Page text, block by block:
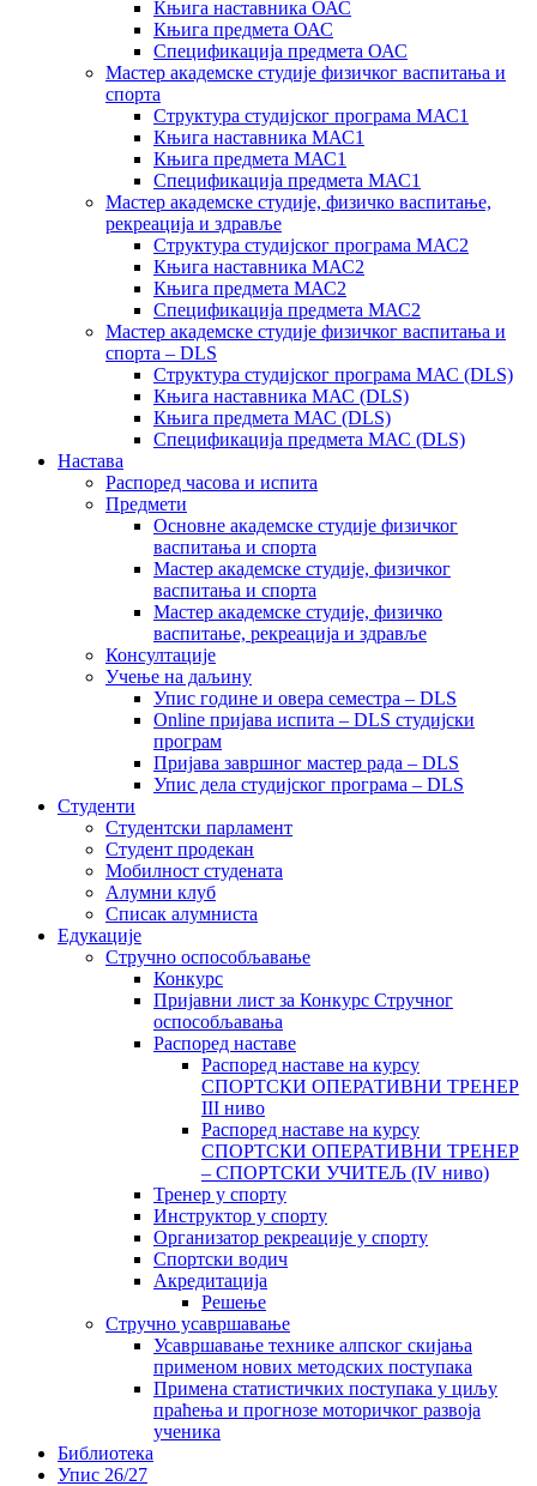
Књига наставника ОАС
Књига предмета ОАС
Спецификација предмета ОАС
Мастер академске студије физичког васпитања и
спорта
Структура студијског програма МАС1
Књига наставника МАС1
Књига предмета МАС1
Спецификација предмета МАС1
Мастер академске студије, физичко васпитање,
рекреација и здравље
Структура студијског програма МАС2
Књига наставника МАС2
Књига предмета МАС2
Спецификација предмета МАС2
Мастер академске студије физичког васпитања и
спорта – DLS
Структура студијског програма МАС (DLS)
Књига наставника МАС (DLS)
Књига предмета МАС (DLS)
Спецификација предмета МАС (DLS)
Настава
Распоред часова и испита
Предмети
Основне академске студије физичког
васпитања и спорта
Мастер академске студије, физичког
васпитања и спорта
Мастер академске студије, физичко
васпитање, рекреација и здравље
Консултације
Учење на даљину
Упис године и овера семестра – DLS
Online пријава испита – DLS студијски
програм
Пријава завршног мастер рада – DLS
Упис дела студијског програма – DLS
Студенти
Студентски парламент
Студент продекан
Мобилност студената
Алумни клуб
Списак алумниста
Едукације
Стручно оспособљавање
Конкурс
Пријавни лист за Конкурс Стручног
оспособљавања
Распоред наставе
Распоред наставе на курсу
СПОРТСКИ ОПЕРАТИВНИ ТРЕНЕР
III ниво
Распоред наставе на курсу
СПОРТСКИ ОПЕРАТИВНИ ТРЕНЕР
– СПОРТСКИ УЧИТЕЉ (IV ниво)
Тренер у спорту
Инструктор у спорту
Организатор рекреације у спорту
Спортски водич
Акредитација
Решење
Стручно усавршавање
Усавршавање технике алпског скијања
применом нових методских поступака
Примена статистичких поступака у циљу
праћења и прогнозе моторичког развоја
ученика
Библиотека
Упис 26/27